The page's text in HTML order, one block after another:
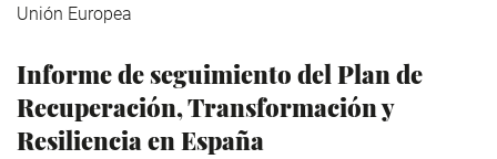
Unión Europea
Informe de seguimiento del Plan de
Recuperación, Transformación y
Resiliencia en España